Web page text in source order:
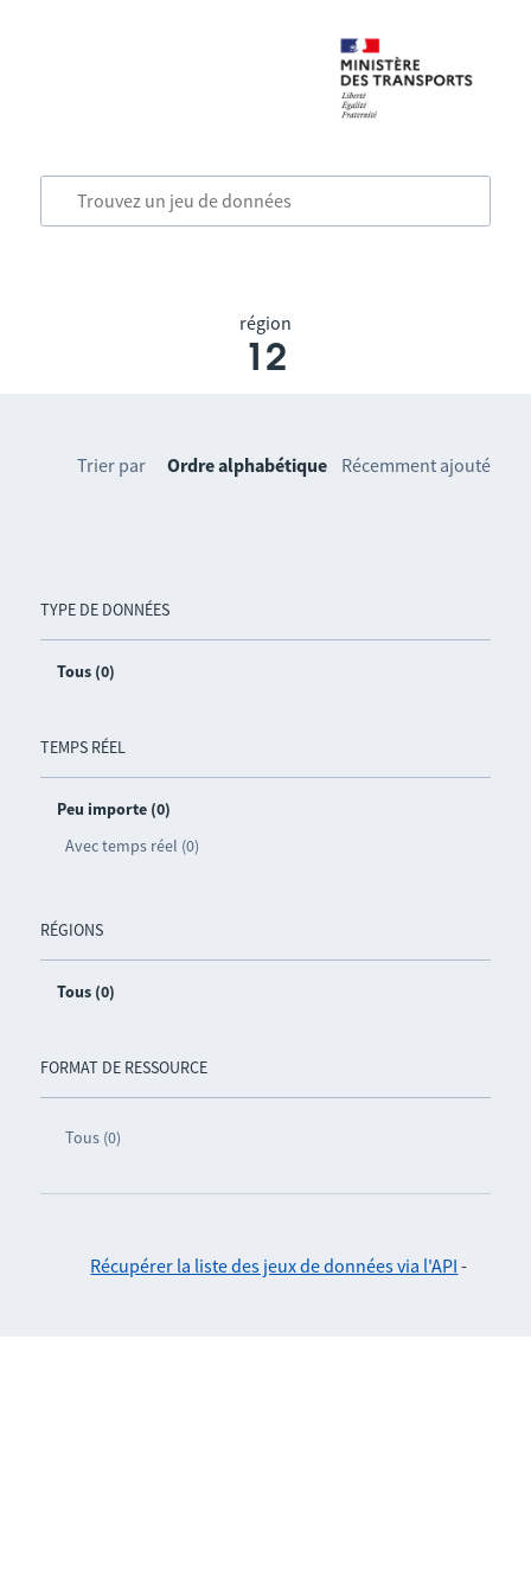
région
12
TYPE DE DONNÉES
Tous (0)
TEMPS RÉEL
Peu importe (0)
Avec temps réel (0)
RÉGIONS
Tous (0)
FORMAT DE RESSOURCE
Tous (0)
Trier par Ordre alphabétique Récemment ajouté
Récupérer la liste des jeux de données via l'API -